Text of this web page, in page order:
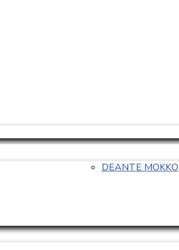
DEANTE MOKKO